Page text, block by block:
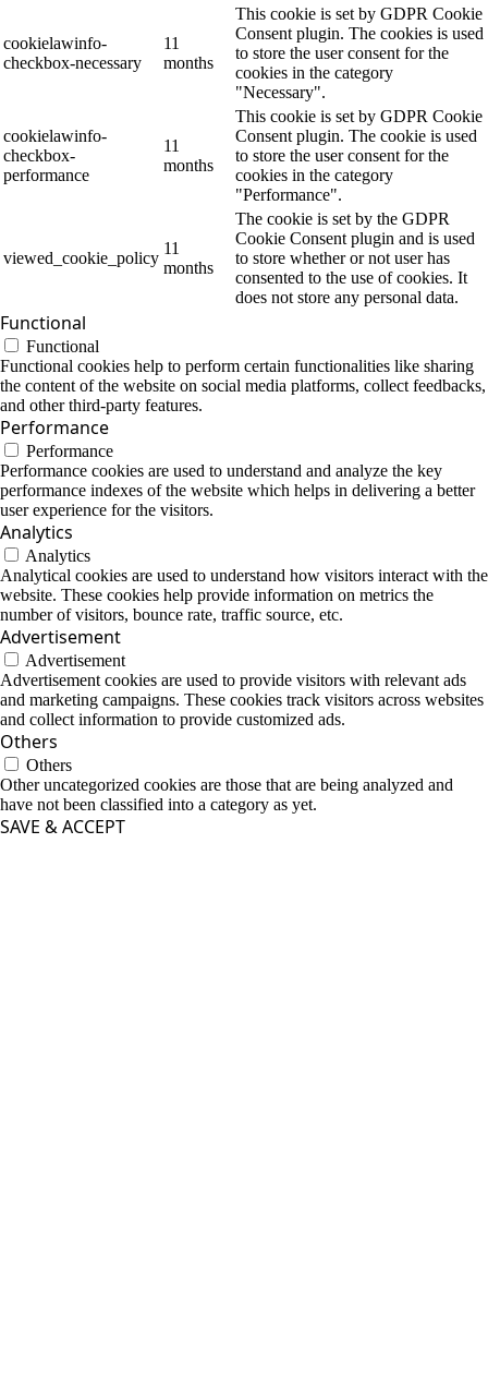
cookielawinfo-
checkbox-necessary
11
months
This cookie is set by GDPR Cookie
Consent plugin. The cookies is used
to store the user consent for the
cookies in the category
"Necessary".
cookielawinfo-
checkbox-
performance
11
months
This cookie is set by GDPR Cookie
Consent plugin. The cookie is used
to store the user consent for the
cookies in the category
"Performance".
viewed_cookie_policy
11
months
The cookie is set by the GDPR
Cookie Consent plugin and is used
to store whether or not user has
consented to the use of cookies. It
does not store any personal data.
Functional
Functional
Functional cookies help to perform certain functionalities like sharing
the content of the website on social media platforms, collect feedbacks,
and other third-party features.
Performance
Performance
Performance cookies are used to understand and analyze the key
performance indexes of the website which helps in delivering a better
user experience for the visitors.
Analytics
Analytics
Analytical cookies are used to understand how visitors interact with the
website. These cookies help provide information on metrics the
number of visitors, bounce rate, traffic source, etc.
Advertisement
Advertisement
Advertisement cookies are used to provide visitors with relevant ads
and marketing campaigns. These cookies track visitors across websites
and collect information to provide customized ads.
Others
Others
Other uncategorized cookies are those that are being analyzed and
have not been classified into a category as yet.
SAVE & ACCEPT